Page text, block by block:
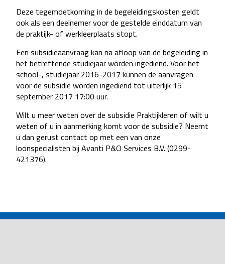
Deze tegemoetkoming in de begeleidingskosten geldt
ook als een deelnemer voor de gestelde einddatum van
de praktijk- of werkleerplaats stopt.
Een subsidieaanvraag kan na afloop van de begeleiding in
het betreffende studiejaar worden ingediend. Voor het
school-, studiejaar 2016-2017 kunnen de aanvragen
voor de subsidie worden ingediend tot uiterlijk 15
september 2017 17:00 uur.
Wilt u meer weten over de subsidie Praktijkleren of wilt u
weten of u in aanmerking komt voor de subsidie? Neemt
u dan gerust contact op met een van onze
loonspecialisten bij Avanti P&O Services B.V. (0299-
421376).
NAVIGATION